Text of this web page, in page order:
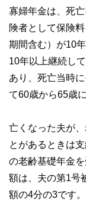
寡婦年金は、死
険者として保険
期間含む）が10
10年以上継続し
あり、死亡当時
て60歳から65歳
亡くなった夫が
とがあるときは
の老齢基礎年金
額は、夫の第1号
額の4分の3です。